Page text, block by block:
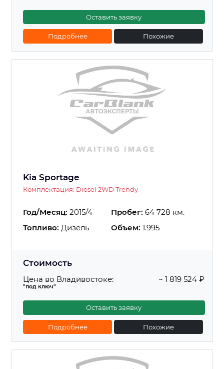
Оставить заявку
Подробнее Похожие
Kia Sportage
Комплектация: Diesel 2WD Trendy
Год/Месяц: 2015/4 Пробег: 64 728 км.
Топливо: Дизель Объем: 1.995
Стоимость
Цена во Владивостоке:
"под ключ"
~ 1 819 524 ₽
Оставить заявку
Подробнее Похожие